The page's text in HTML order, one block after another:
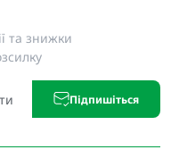
та знижки
Підпишіться